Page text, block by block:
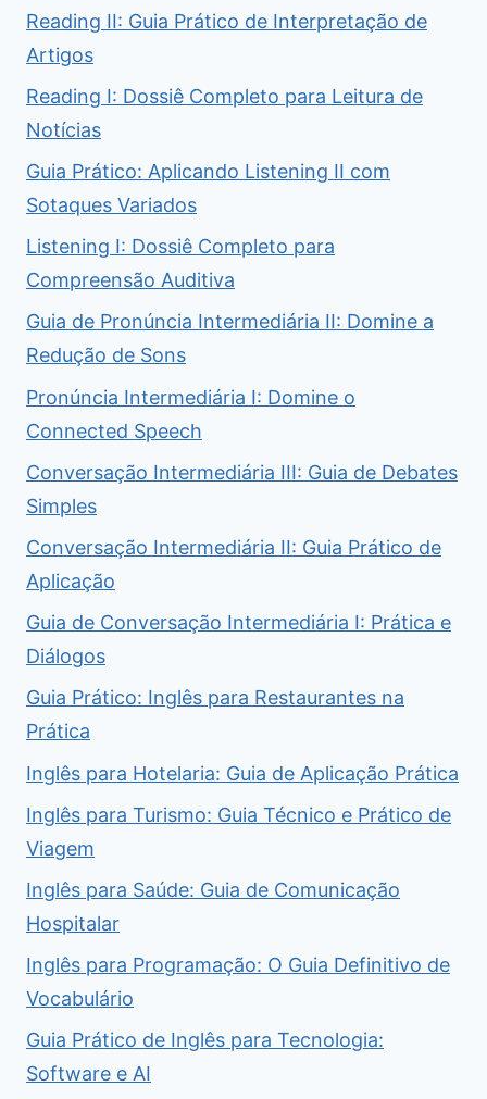
Reading II: Guia Prático de Interpretação de
Artigos
Reading I: Dossiê Completo para Leitura de
Notícias
Guia Prático: Aplicando Listening II com
Sotaques Variados
Listening I: Dossiê Completo para
Compreensão Auditiva
Guia de Pronúncia Intermediária II: Domine a
Redução de Sons
Pronúncia Intermediária I: Domine o
Connected Speech
Conversação Intermediária III: Guia de Debates
Simples
Conversação Intermediária II: Guia Prático de
Aplicação
Guia de Conversação Intermediária I: Prática e
Diálogos
Guia Prático: Inglês para Restaurantes na
Prática
Inglês para Hotelaria: Guia de Aplicação Prática
Inglês para Turismo: Guia Técnico e Prático de
Viagem
Inglês para Saúde: Guia de Comunicação
Hospitalar
Inglês para Programação: O Guia Definitivo de
Vocabulário
Guia Prático de Inglês para Tecnologia:
Software e AI